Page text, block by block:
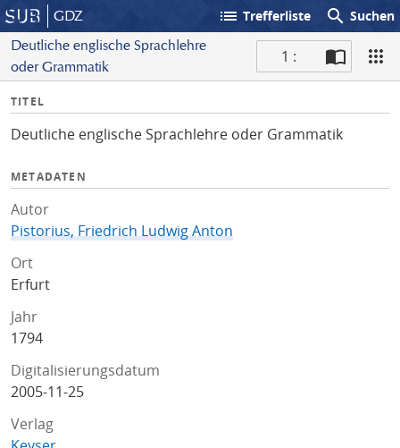
GDZ list Trefferliste search Suchen
Deutliche englische Sprachlehre
oder Grammatik
1 :
I
f
TITEL
Deutliche englische Sprachlehre oder Grammatik
METADATEN
Autor
Pistorius, Friedrich Ludwig Anton
Ort
Erfurt
Jahr
1794
Digitalisierungsdatum
2005-11-25
Verlag